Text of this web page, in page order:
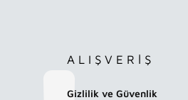
ALIŞVERİŞ
Gizlilik ve Güvenlik